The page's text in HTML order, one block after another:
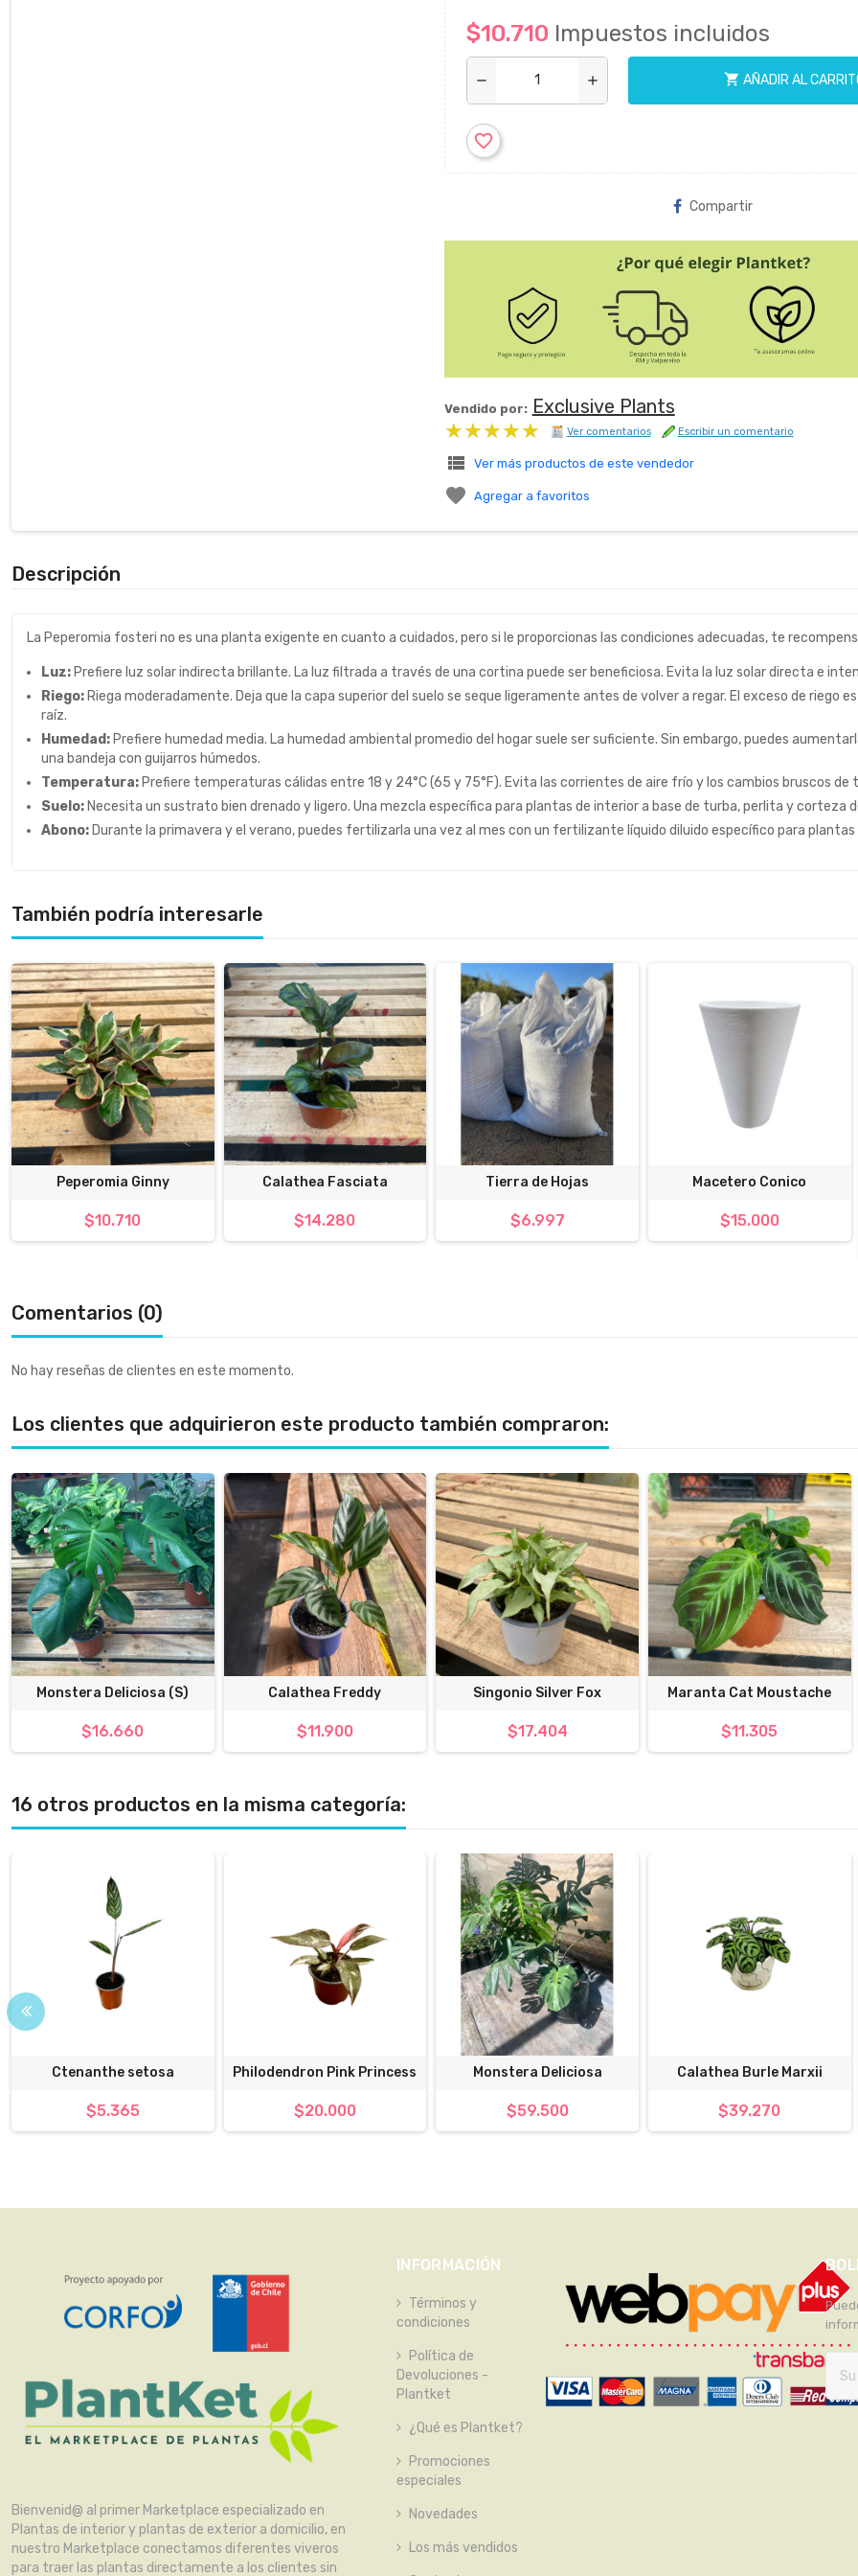
$10.710 Impuestos incluidos
remove add shopping_cart AÑADIR AL
favorite_border
Compartir
Vendido por: Exclusive Plants
★★★★★
★★★★★ Ver comentarios Escribir un comentario
view_list Ver más productos de este vendedor
 Agregar a favoritos
Descripción
La Peperomia fosteri no es una planta exigente en cuanto a cuidados, pero si le proporcionas las condiciones adecuadas, te
Luz: Prefiere luz solar indirecta brillante. La luz filtrada a través de una cortina puede ser beneficiosa. Evita la luz solar directa e
Riego: Riega moderadamente. Deja que la capa superior del suelo se seque ligeramente antes de volver a regar. El exceso de riego
raíz.
Humedad: Prefiere humedad media. La humedad ambiental promedio del hogar suele ser suficiente. Sin embargo, puedes
una bandeja con guijarros húmedos.
Temperatura: Prefiere temperaturas cálidas entre 18 y 24°C (65 y 75°F). Evita las corrientes de aire frío y los cambios bruscos
Suelo: Necesita un sustrato bien drenado y ligero. Una mezcla específica para plantas de interior a base de turba, perlita y corteza
Abono: Durante la primavera y el verano, puedes fertilizarla una vez al mes con un fertilizante líquido diluido específico para plantas
También podría interesarle
Peperomia Ginny
$10.710
Calathea Fasciata
$14.280
Tierra de Hojas
$6.997
Macetero Conico
$15.000
Comentarios (0)
No hay reseñas de clientes en este momento.
Los clientes que adquirieron este producto también compraron:
Monstera Deliciosa (S)
$16.660
Calathea Freddy
$11.900
Singonio Silver Fox
$17.404
Maranta Cat Moustache
$11.305
16 otros productos en la misma categoría:
Ctenanthe setosa
$5.365
Philodendron Pink Princess
$20.000
Monstera Deliciosa
$59.500
Calathea Burle Marxii
$39.270
Bienvenid@ al primer Marketplace especializado en
Plantas de interior y plantas de exterior a domicilio, en
nuestro Marketplace conectamos diferentes viveros
para traer las plantas directamente a los clientes sin
INFORMACIÓN
Términos y
condiciones
Política de
Devoluciones -
Plantket
¿Qué es Plantket?
Promociones
especiales
Novedades
Los más vendidos